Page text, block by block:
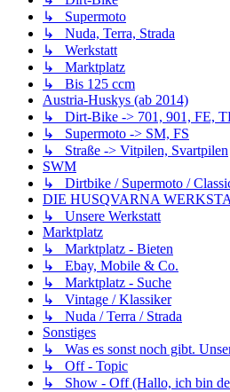
↳ Supermoto
↳ Nuda, Terra, Strada
↳ Werkstatt
↳ Marktplatz
↳ Bis 125 ccm
Austria-Huskys (ab 2014)
↳ Dirt-Bike -> 701, 901, FE,
↳ Supermoto -> SM, FS
↳ Straße -> Vitpilen, Svartpilen
SWM
↳ Dirtbike / Supermoto /
DIE HUSQVARNA
↳ Unsere Werkstatt
Marktplatz
↳ Marktplatz - Bieten
↳ Ebay, Mobile & Co.
↳ Marktplatz - Suche
↳ Vintage / Klassiker
↳ Nuda / Terra / Strada
Sonstiges
↳ Was es sonst noch gibt.
↳ Off - Topic
↳ Show - Off (Hallo, ich bin